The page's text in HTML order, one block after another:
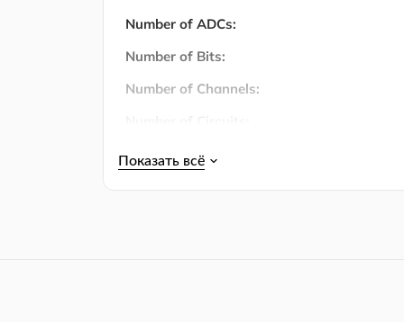
Number of ADCs:
Number of Bits:
Number of Channels:
Number of Input Channels: